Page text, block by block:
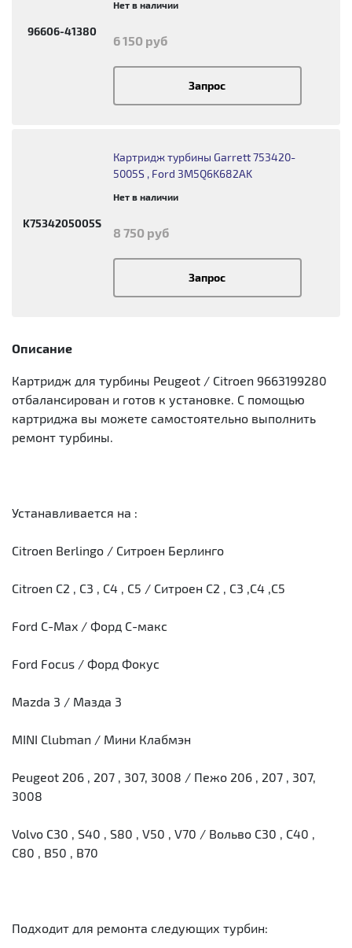
96606-41380
Нет в наличии
6 150 руб
Запрос
K7534205005S
Картридж турбины Garrett 753420-
5005S , Ford 3M5Q6K682AK
Нет в наличии
8 750 руб
Запрос
Описание
Картридж для турбины Peugeot / Citroen 9663199280
отбалансирован и готов к установке. С помощью
картриджа вы можете самостоятельно выполнить
ремонт турбины.
Устанавливается на :
Citroen Berlingo / Ситроен Берлинго
Citroen C2 , C3 , C4 , C5 / Ситроен С2 , С3 ,С4 ,С5
Ford C-Max / Форд С-макс
Ford Focus / Форд Фокус
Mazda 3 / Мазда 3
MINI Clubman / Мини Клабмэн
Peugeot 206 , 207 , 307, 3008 / Пежо 206 , 207 , 307,
3008
Volvo C30 , S40 , S80 , V50 , V70 / Вольво С30 , С40 ,
С80 , В50 , В70
Подходит для ремонта следующих турбин: